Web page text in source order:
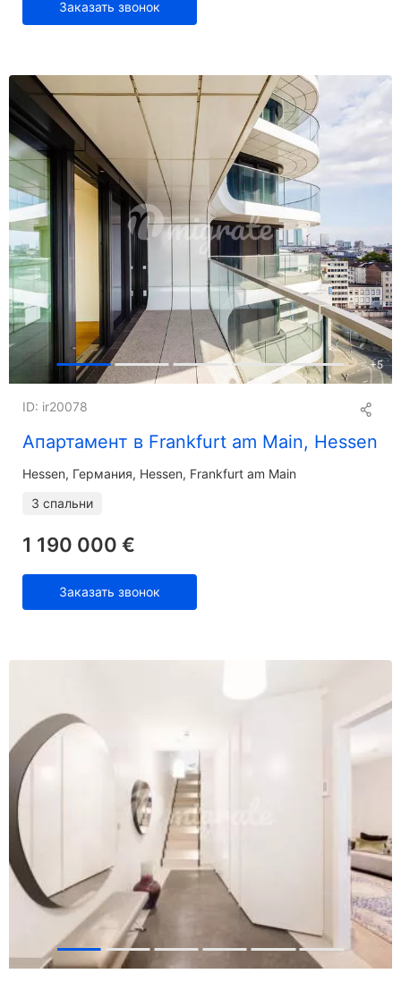
Заказать звонок
+5
Апартамент в Frankfurt am Main, Hessen
ID: ir20078
Hessen Германия, Hessen, Frankfurt am Main
3 спальни
1 190 000 €
Заказать звонок